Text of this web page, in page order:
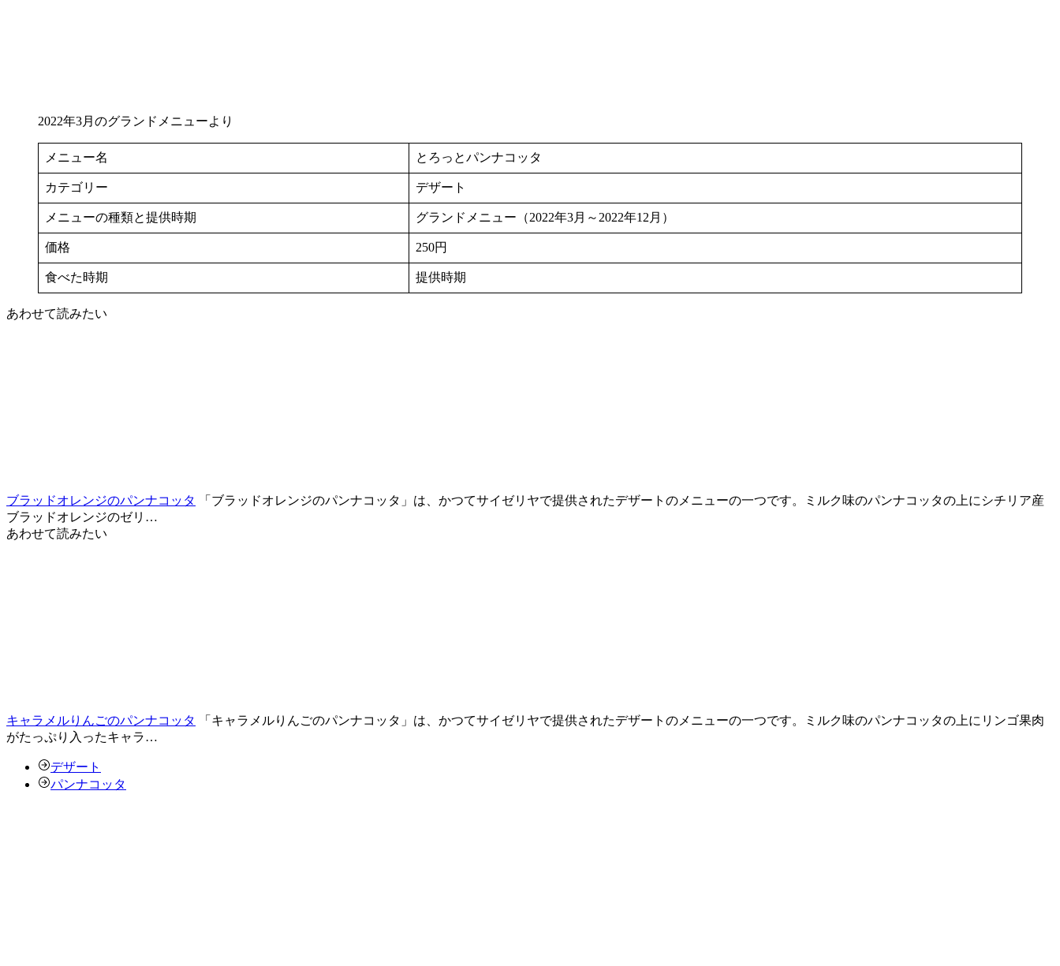
2022年3月のグランドメニューより
メニュー名 とろっとパンナコッタ
カテゴリー デザート
メニューの種類と提供時期 グランドメニュー（2022年3月～2022年12月）
価格 250円
食べた時期 提供時期
あわせて読みたい
ブラッドオレンジのパンナコッタ
「ブラッドオレンジのパンナコッタ」は、かつてサイゼリヤで提供されたデザートのメニューの一つです。ミルク味のパンナコッタの上にシチリア産
ブラッドオレンジのゼリ…
あわせて読みたい
キャラメルりんごのパンナコッタ
「キャラメルりんごのパンナコッタ」は、かつてサイゼリヤで提供されたデザートのメニューの一つです。ミルク味のパンナコッタの上にリンゴ果肉
がたっぷり入ったキャラ…
デザート
パンナコッタ